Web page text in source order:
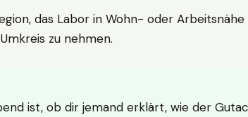
das Labor in Wohn- oder
zu nehmen.
ist, ob dir jemand erklärt, wie der